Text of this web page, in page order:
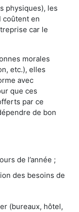
physiques), les
coûtent en
car le
morales
etc.), elles
avec
que ces
par ce
de bon
de l’année ;
des besoins de
(bureaux, hôtel,